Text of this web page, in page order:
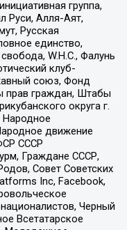
группа,
Руси, Алля-Аят,
Русская
единство,
W.H.С., Фалунь
клуб-
союз, Фонд
прав граждан, Штабы
округа г.
Народное
движение
СССР
Граждане СССР,
Совет Советских
Inc, Facebook,
Черный
Всетатарское